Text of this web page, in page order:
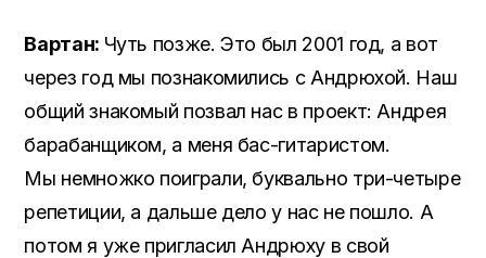
Вартан: Чуть позже. Это был 2001 год, а вот
через год мы познакомились с Андрюхой. Наш
общий знакомый позвал нас в проект: Андрея
барабанщиком, а меня бас-гитаристом.
Мы немножко поиграли, буквально три-четыре
репетиции, а дальше дело у нас не пошло. А
потом я уже пригласил Андрюху в свой